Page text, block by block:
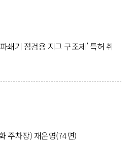
쇄기 점검용 지그 구조체’ 특허 취
주차장) 재운영(74면)